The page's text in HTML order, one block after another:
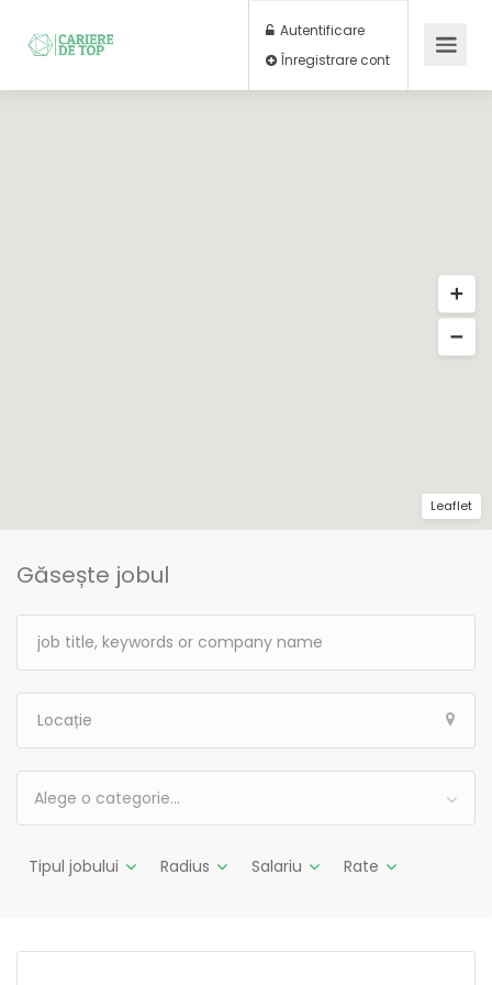
Autentificare
Înregistrare cont
Găsește jobul
Alege o categorie…
Tipul jobului Radius Salariu Rate
Leaflet